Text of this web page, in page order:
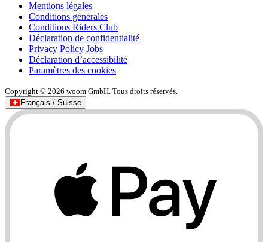
Mentions légales
Conditions générales
Conditions Riders Club
Déclaration de confidentialité
Privacy Policy Jobs
Déclaration d’accessibilité
Paramètres des cookies
Copyright © 2026 woom GmbH. Tous droits réservés.
Français / Suisse